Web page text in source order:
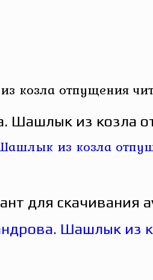
козла отпущения
Шашлык из козла
для скачивания